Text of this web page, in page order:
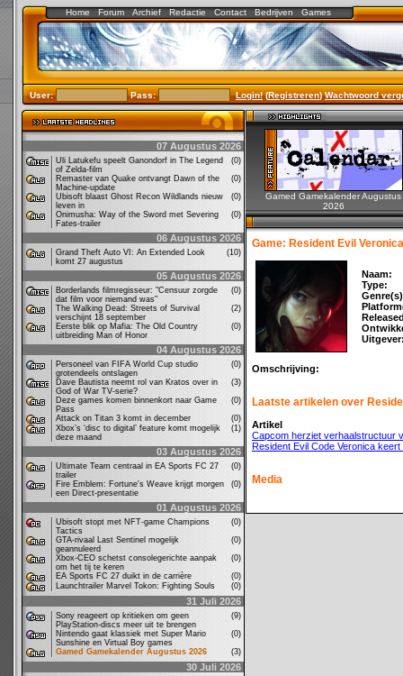
Home Forum Archief Redactie Contact Bedrijven Games
User: Pass: Login!(Registreren)Wachtwoord
07 Augustus 2026
Uli Latukefu speelt Ganondorf in The Legend
of Zelda-film
(0)
Remaster van Quake ontvangt Dawn of the
Machine-update
(0)
Ubisoft blaast Ghost Recon Wildlands nieuw
leven in
(0)
Onimusha: Way of the Sword met Severing
Fates-trailer
(0)
06 Augustus 2026
Grand Theft Auto VI: An Extended Look
komt 27 augustus
(10)
05 Augustus 2026
Borderlands filmregisseur: "Censuur zorgde
dat film voor niemand was"
(0)
The Walking Dead: Streets of Survival
verschijnt 18 september
(2)
Eerste blik op Mafia: The Old Country
uitbreiding Man of Honor
(0)
04 Augustus 2026
Personeel van FIFA World Cup studio
grotendeels ontslagen
(0)
Dave Bautista neemt rol van Kratos over in
God of War TV-serie?
(3)
Deze games komen binnenkort naar Game
Pass
(0)
Attack on Titan 3 komt in december
(0)
Xbox’s ‘disc to digital’ feature komt mogelijk
deze maand
(1)
03 Augustus 2026
Ultimate Team centraal in EA Sports FC 27
trailer
(0)
Fire Emblem: Fortune's Weave krijgt morgen
een Direct-presentatie
(0)
01 Augustus 2026
Ubisoft stopt met NFT-game Champions
Tactics
(0)
GTA-rivaal Last Sentinel mogelijk
geannuleerd
(0)
Xbox-CEO schetst consolegerichte aanpak
om het tij te keren
(0)
EA Sports FC 27 duikt in de carrière
(0)
Launchtrailer Marvel Tokon: Fighting Souls
(0)
31 Juli 2026
Sony reageert op kritieken om geen
PlayStation-discs meer uit te brengen
(9)
Nintendo gaat klassiek met Super Mario
Sunshine en Virtual Boy games
(0)
Gamed Gamekalender Augustus 2026
(3)
30 Juli 2026
Gamed Gamekalender Augustus
2026
Game: Resident Evil Veronica
Naam:
Type:
Omschrijving:
Laatste artikelen over
Artikel
Capcom herziet verhaalstructuur
Resident Evil Code Veronica
Media